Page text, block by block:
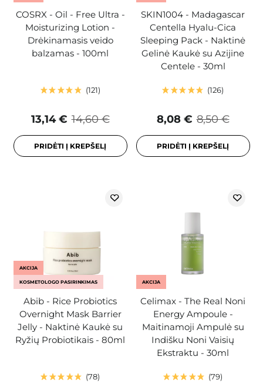
COSRX - Oil - Free Ultra -
Moisturizing Lotion -
Drėkinamasis veido
balzamas - 100ml
121
14,60 €
13,14 €
PRIDĖTI Į KREPŠELĮ
SKIN1004 - Madagascar
Centella Hyalu-Cica
Sleeping Pack - Naktinė
Gelinė Kaukė su Azijine
Centele - 30ml
126
8,50 €
8,08 €
PRIDĖTI Į KREPŠELĮ
AKCIJA
KOSMETOLOGO PASIRINKIMAS
Abib - Rice Probiotics
Overnight Mask Barrier
Jelly - Naktinė Kaukė su
Ryžių Probiotikais - 80ml
78
AKCIJA
Celimax - The Real Noni
Energy Ampoule -
Maitinamoji Ampulė su
Indišku Noni Vaisių
Ekstraktu - 30ml
79